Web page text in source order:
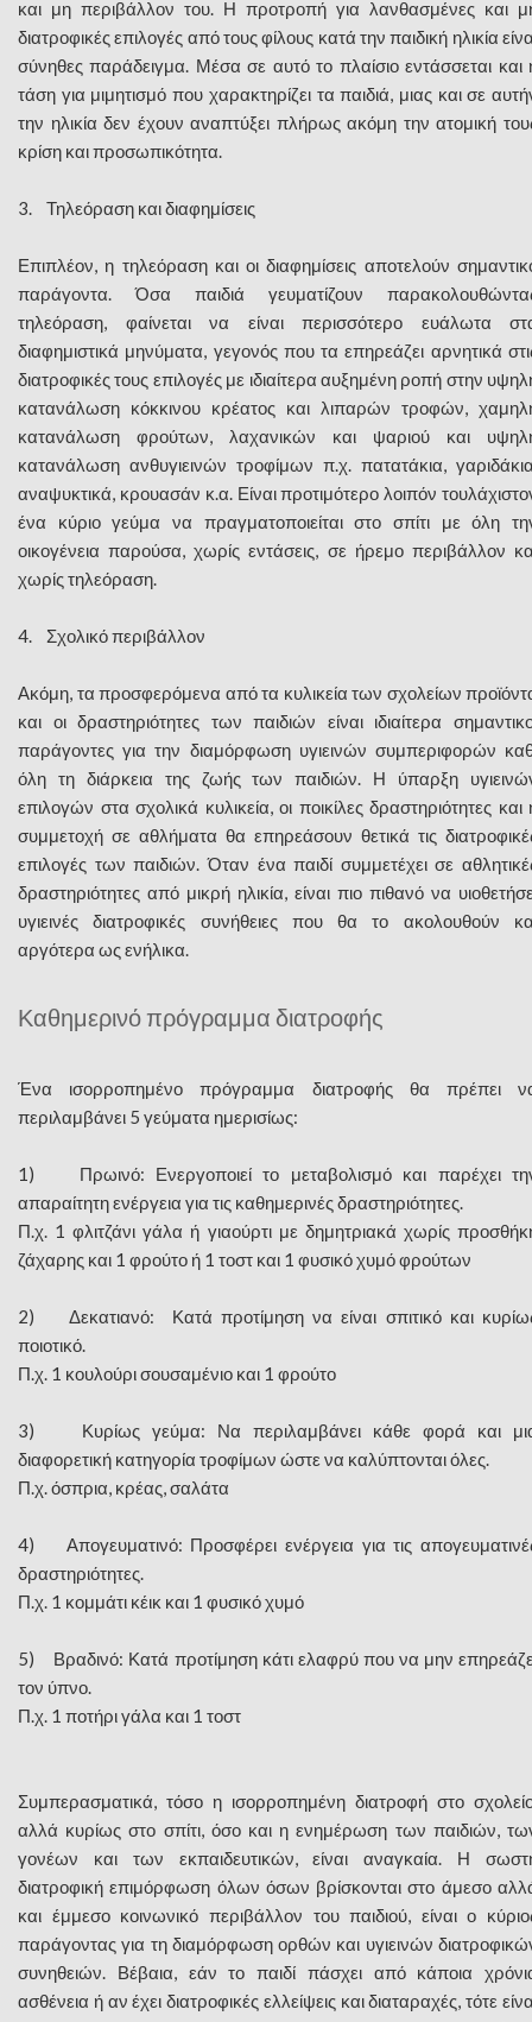
και μη περιβάλλον του. Η προτροπή για λανθασμένες και
διατροφικές επιλογές από τους φίλους κατά την παιδική ηλικία
σύνηθες παράδειγμα. Μέσα σε αυτό το πλαίσιο εντάσσεται και
τάση για μιμητισμό που χαρακτηρίζει τα παιδιά, μιας και σε
την ηλικία δεν έχουν αναπτύξει πλήρως ακόμη την ατομική
κρίση και προσωπικότητα.
3. Τηλεόραση και διαφημίσεις
Επιπλέον, η τηλεόραση και οι διαφημίσεις αποτελούν
παράγοντα. Όσα παιδιά γευματίζουν
τηλεόραση, φαίνεται να είναι περισσότερο ευάλωτα
διαφημιστικά μηνύματα, γεγονός που τα επηρεάζει αρνητικά
διατροφικές τους επιλογές με ιδιαίτερα αυξημένη ροπή στην
κατανάλωση κόκκινου κρέατος και λιπαρών τροφών,
κατανάλωση φρούτων, λαχανικών και ψαριού και
κατανάλωση ανθυγιεινών τροφίμων π.χ. πατατάκια,
αναψυκτικά, κρουασάν κ.α. Είναι προτιμότερο λοιπόν
ένα κύριο γεύμα να πραγματοποιείται στο σπίτι με όλη
οικογένεια παρούσα, χωρίς εντάσεις, σε ήρεμο περιβάλλον
χωρίς τηλεόραση.
4. Σχολικό περιβάλλον
Ακόμη, τα προσφερόμενα από τα κυλικεία των σχολείων
και οι δραστηριότητες των παιδιών είναι ιδιαίτερα
παράγοντες για την διαμόρφωση υγιεινών συμπεριφορών
όλη τη διάρκεια της ζωής των παιδιών. Η ύπαρξη
επιλογών στα σχολικά κυλικεία, οι ποικίλες δραστηριότητες και
συμμετοχή σε αθλήματα θα επηρεάσουν θετικά τις
επιλογές των παιδιών. Όταν ένα παιδί συμμετέχει σε
δραστηριότητες από μικρή ηλικία, είναι πιο πιθανό να
υγιεινές διατροφικές συνήθειες που θα το ακολουθούν
αργότερα ως ενήλικα.
Καθημερινό πρόγραμμα διατροφής
Ένα ισορροπημένο πρόγραμμα διατροφής θα πρέπει
περιλαμβάνει 5 γεύματα ημερισίως:
1) Πρωινό: Ενεργοποιεί το μεταβολισμό και παρέχει
απαραίτητη ενέργεια για τις καθημερινές δραστηριότητες.
Π.χ. 1 φλιτζάνι γάλα ή γιαούρτι με δημητριακά χωρίς
ζάχαρης και 1 φρούτο ή 1 τοστ και 1 φυσικό χυμό φρούτων
2) Δεκατιανό: Κατά προτίμηση να είναι σπιτικό και
ποιοτικό.
Π.χ. 1 κουλούρι σουσαμένιο και 1 φρούτο
3) Κυρίως γεύμα: Να περιλαμβάνει κάθε φορά και
διαφορετική κατηγορία τροφίμων ώστε να καλύπτονται όλες.
Π.χ. όσπρια, κρέας, σαλάτα
4) Απογευματινό: Προσφέρει ενέργεια για τις
δραστηριότητες.
Π.χ. 1 κομμάτι κέικ και 1 φυσικό χυμό
5) Βραδινό: Κατά προτίμηση κάτι ελαφρύ που να μην
τον ύπνο.
Π.χ. 1 ποτήρι γάλα και 1 τοστ
Συμπερασματικά, τόσο η ισορροπημένη διατροφή στο
αλλά κυρίως στο σπίτι, όσο και η ενημέρωση των παιδιών,
γονέων και των εκπαιδευτικών, είναι αναγκαία. Η
διατροφική επιμόρφωση όλων όσων βρίσκονται στο άμεσο
και έμμεσο κοινωνικό περιβάλλον του παιδιού, είναι ο
παράγοντας για τη διαμόρφωση ορθών και υγιεινών
συνηθειών. Βέβαια, εάν το παιδί πάσχει από κάποια
ασθένεια ή αν έχει διατροφικές ελλείψεις και διαταραχές, τότε